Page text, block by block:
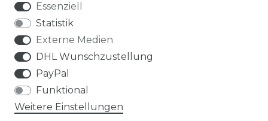
Bei Fragen schnelle und nette Rückmeldung
sabine m., celle
Datum der Veröffentlichung: 12.06.2026
Datum der Kauferfahrung: 04.06.2026
Essenziell
Statistik
Externe Medien
DHL Wunschzustellung
PayPal
Funktional
Weitere Einstellungen